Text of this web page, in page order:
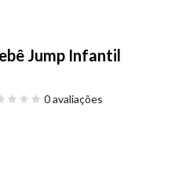
Jump Infantil
0 avaliações